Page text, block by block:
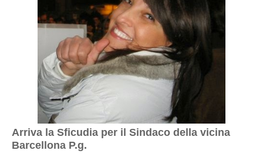
Arriva la Sficudia per il Sindaco della vicina
Barcellona P.g.